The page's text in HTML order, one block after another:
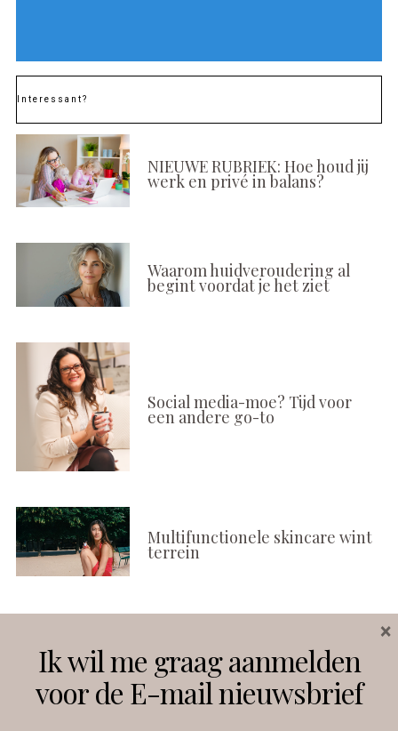
Interessant?
NIEUWE RUBRIEK: Hoe houd jij
werk en privé in balans?
Waarom huidveroudering al
begint voordat je het ziet
Social media-moe? Tijd voor
een andere go-to
Multifunctionele skincare wint
terrein
Instagram Facebook
Ik wil me graag aanmelden
voor de E-mail nieuwsbrief
×